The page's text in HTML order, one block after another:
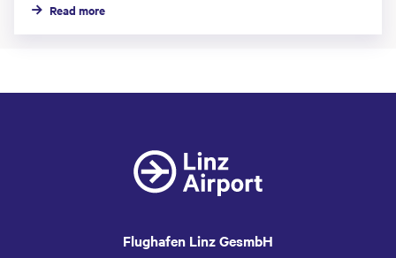
Read more
Flughafen Linz GesmbH